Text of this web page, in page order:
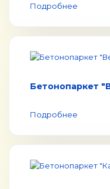
Подробнее
Бетонопаркет
Подробнее